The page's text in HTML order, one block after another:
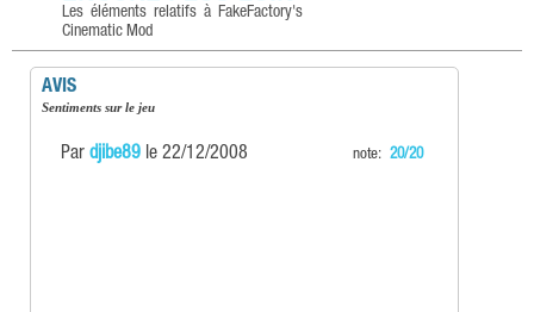
Les éléments relatifs à FakeFactory's
Cinematic Mod
AVIS
Sentiments sur le jeu
note: 20/20
Par djibe89 le 22/12/2008